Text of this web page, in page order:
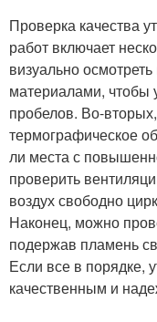
Проверка качества
работ включает
визуально
материалами, чтобы
пробелов. Во-
термографическое
ли места с
проверить
воздух свободно
Наконец, можно
подержав пламень
Если все в порядке,
качественным и